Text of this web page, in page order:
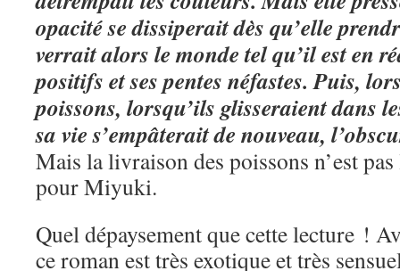
opacité se dissiperait dès qu’elle
verrait alors le monde tel qu’il est en
positifs et ses pentes néfastes. Puis,
poissons, lorsqu’ils glisseraient dans
sa vie s’empâterait de nouveau,
Mais la livraison des poissons n’est
pour Miyuki.
Quel dépaysement que cette lecture !
ce roman est très exotique et très